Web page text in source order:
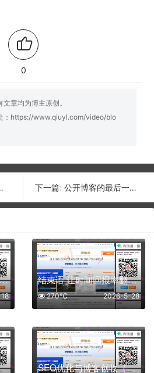
0
章均为博主原创。
https://www.qiuyl.com/video/blo
下一篇: 公开博客的最后一公里（4）
功能介绍（5） 结束语 让时间回报率翻10倍（9）
2026-5-28
270℃
SEO优化与博客创收（8）